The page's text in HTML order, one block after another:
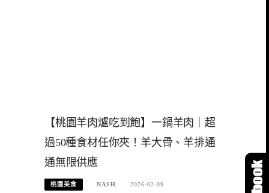
【桃園羊肉爐吃到飽】一鍋羊肉｜超
過50種食材任你夾！羊大骨、羊排通
通無限供應
桃園美食 NASH 2026-02-09